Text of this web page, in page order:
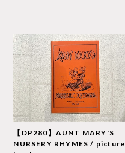
【DP280】AUNT MARY'S
NURSERY RHYMES / picture